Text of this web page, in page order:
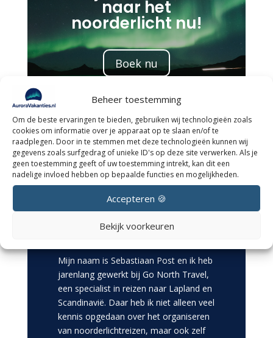
Beheer toestemming
Om de beste ervaringen te bieden, gebruiken wij technologieën zoals
cookies om informatie over je apparaat op te slaan en/of te
raadplegen. Door in te stemmen met deze technologieën kunnen wij
gegevens zoals surfgedrag of unieke ID's op deze site verwerken. Als je
geen toestemming geeft of uw toestemming intrekt, kan dit een
nadelige invloed hebben op bepaalde functies en mogelijkheden.
Accepteren 🍪
Bekijk voorkeuren
naar het
noorderlicht nu!
Boek nu
Geschreven door
Sebastiaan
Mijn naam is Sebastiaan Post en ik heb
jarenlang gewerkt bij Go North Travel,
een specialist in reizen naar Lapland en
Scandinavië. Daar heb ik niet alleen veel
kennis opgedaan over het organiseren
van noorderlichtreizen, maar ook zelf